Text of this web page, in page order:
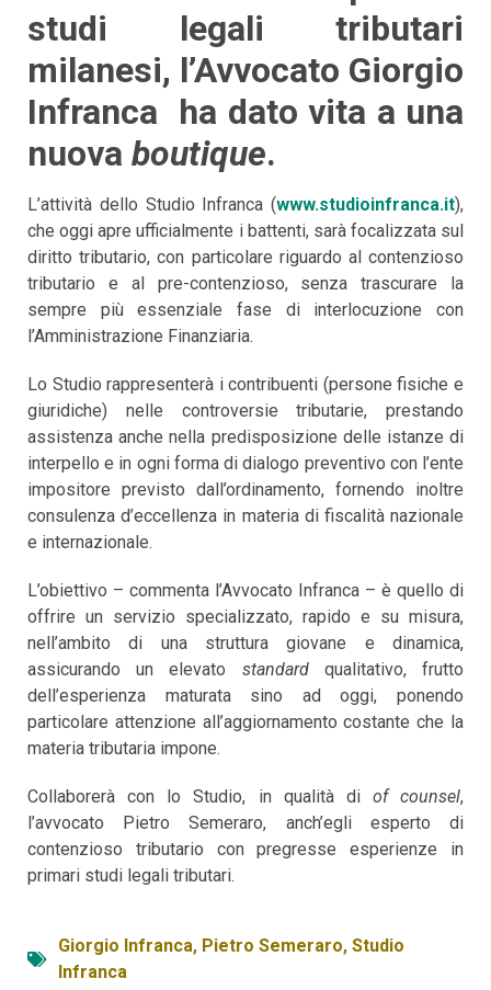
studi legali tributari
milanesi, l’Avvocato Giorgio
Infranca ha dato vita a una
nuova boutique.
L’attività dello Studio Infranca (www.studioinfranca.it),
che oggi apre ufficialmente i battenti, sarà focalizzata sul
diritto tributario, con particolare riguardo al contenzioso
tributario e al pre-contenzioso, senza trascurare la
sempre più essenziale fase di interlocuzione con
l’Amministrazione Finanziaria.
Lo Studio rappresenterà i contribuenti (persone fisiche e
giuridiche) nelle controversie tributarie, prestando
assistenza anche nella predisposizione delle istanze di
interpello e in ogni forma di dialogo preventivo con l’ente
impositore previsto dall’ordinamento, fornendo inoltre
consulenza d’eccellenza in materia di fiscalità nazionale
e internazionale.
L’obiettivo – commenta l’Avvocato Infranca – è quello di
offrire un servizio specializzato, rapido e su misura,
nell’ambito di una struttura giovane e dinamica,
assicurando un elevato standard qualitativo, frutto
dell’esperienza maturata sino ad oggi, ponendo
particolare attenzione all’aggiornamento costante che la
materia tributaria impone.
Collaborerà con lo Studio, in qualità di of counsel,
l’avvocato Pietro Semeraro, anch’egli esperto di
contenzioso tributario con pregresse esperienze in
primari studi legali tributari.
Giorgio Infranca, Pietro Semeraro, Studio
Infranca